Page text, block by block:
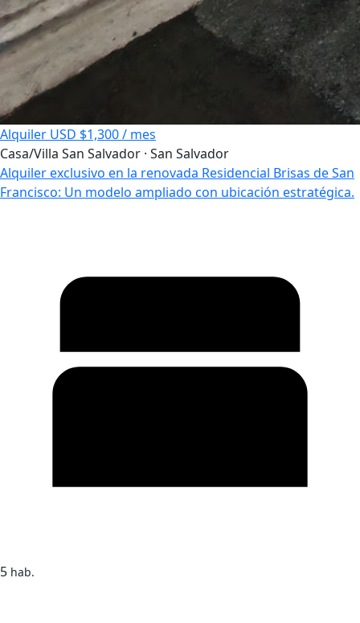
Alquiler USD $1,300 / mes
Casa/Villa San Salvador · San Salvador
Alquiler exclusivo en la renovada Residencial Brisas de San
Francisco: Un modelo ampliado con ubicación estratégica.
5 hab.